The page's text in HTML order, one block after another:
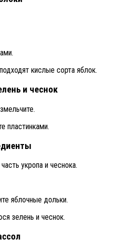
кислые сорта яблок.
и чеснок
пластинками.
укропа и чеснока.
яблочные дольки.
зелень и чеснок.